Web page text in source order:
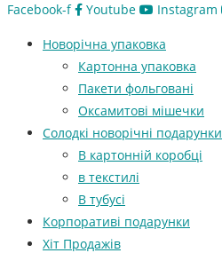
Facebook-f Youtube Instagram
Новорічна упаковка
Картонна упаковка
Пакети фольговані
Оксамитові мішечки
Солодкі новорічні подарунки
В картонній коробці
в текстилі
В тубусі
Корпоративі подарунки
Хіт Продажів